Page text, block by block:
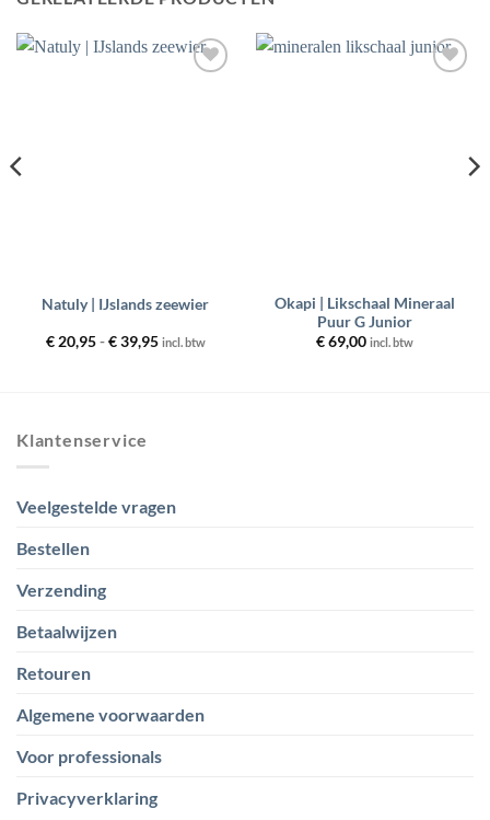
Natuly | IJslands zeewier
€20,95 - €39,95Prijsklasse:
incl. btw
Okapi | Likschaal Mineraal
Puur G Junior
€69,00 incl. btw
Klantenservice
Veelgestelde vragen
Bestellen
Verzending
Betaalwijzen
Retouren
Algemene voorwaarden
Voor professionals
Privacyverklaring